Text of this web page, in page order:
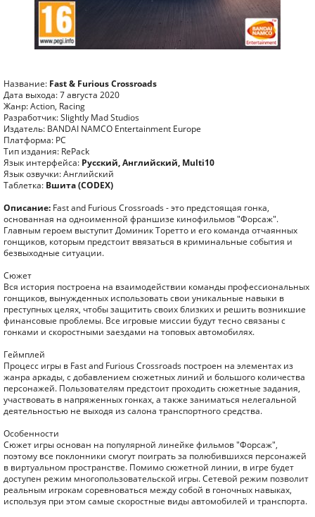
Название: Fast & Furious Crossroads
Дата выхода: 7 августа 2020
Жанр: Action, Racing
Разработчик: Slightly Mad Studios
Издатель: BANDAI NAMCO Entertainment Europe
Платформа: PC
Тип издания: RePack
Язык интерфейса: Русский, Английский, Multi10
Язык озвучки: Английский
Таблетка: Вшита (CODEX)
Описание: Fast and Furious Crossroads - это предстоящая гонка,
основанная на одноименной франшизе кинофильмов "Форсаж".
Главным героем выступит Доминик Торетто и его команда отчаянных
гонщиков, которым предстоит ввязаться в криминальные события и
безвыходные ситуации.
Сюжет
Вся история построена на взаимодействии команды профессиональных
гонщиков, вынужденных использовать свои уникальные навыки в
преступных целях, чтобы защитить своих близких и решить возникшие
финансовые проблемы. Все игровые миссии будут тесно связаны с
гонками и скоростными заездами на топовых автомобилях.
Геймплей
Процесс игры в Fast and Furious Crossroads построен на элементах из
жанра аркады, с добавлением сюжетных линий и большого количества
персонажей. Пользователям предстоит проходить сюжетные задания,
участвовать в напряженных гонках, а также заниматься нелегальной
деятельностью не выходя из салона транспортного средства.
Особенности
Сюжет игры основан на популярной линейке фильмов "Форсаж",
поэтому все поклонники смогут поиграть за полюбившихся персонажей
в виртуальном пространстве. Помимо сюжетной линии, в игре будет
доступен режим многопользовательской игры. Сетевой режим позволит
реальным игрокам соревноваться между собой в гоночных навыках,
используя при этом самые скоростные виды автомобилей и транспорта.